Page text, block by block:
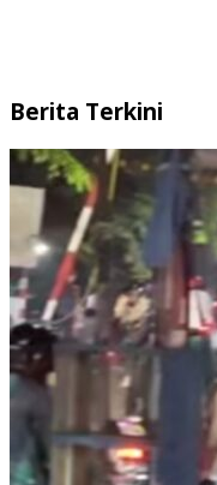
Berita Terkini